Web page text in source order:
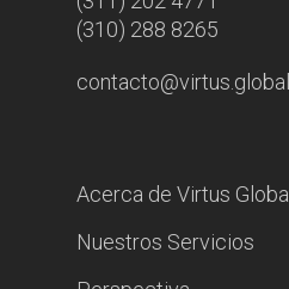
(310) 288 8265
contacto@virtus.global
Acerca de Virtus Global
Nuestros Servicios